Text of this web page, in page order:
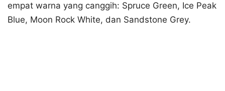
empat warna yang canggih: Spruce Green, Ice Peak
Blue, Moon Rock White, dan Sandstone Grey.